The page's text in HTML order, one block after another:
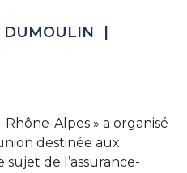
DUMOULIN
Alpes » a organisé
destinée aux
sujet de l’assurance-